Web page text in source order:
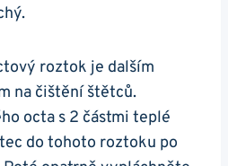
⁢roztok je dalším
na čištění štětců.
octa s 2 částmi teplé
​do tohoto roztoku po